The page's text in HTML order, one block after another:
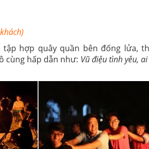
hợp quây quần bên đống lửa,
cùng hấp dẫn như: Vũ điệu tình yêu,